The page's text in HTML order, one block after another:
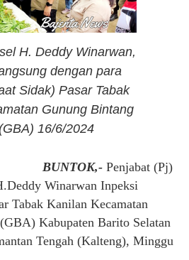
H. Deddy Winarwan,
dengan para
Sidak) Pasar Tabak
Gunung Bintang
16/6/2024
BUNTOK,- Penjabat (Pj)
Winarwan Inpeksi
Tabak Kanilan Kecamatan
Kabupaten Barito Selatan
Tengah (Kalteng), Minggu